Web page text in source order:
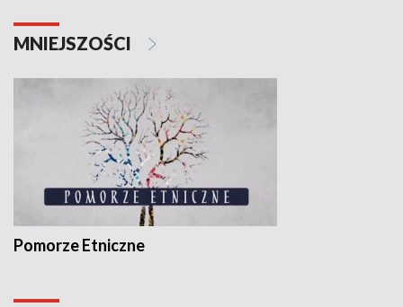
MNIEJSZOŚCI
Pomorze Etniczne